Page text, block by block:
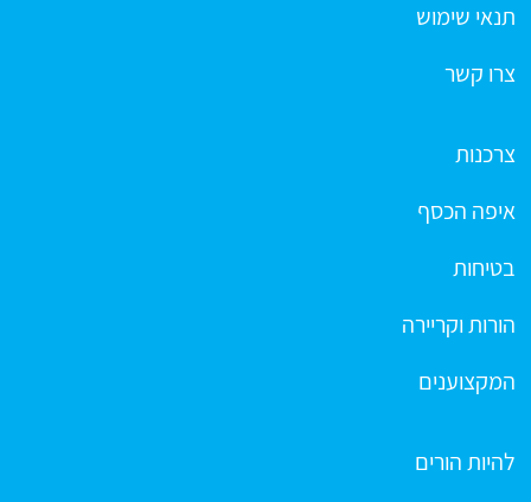
תנאי שימוש
צרו קשר
צרכנות
איפה הכסף
בטיחות
הורות וקריירה
המקצוענים
להיות הורים